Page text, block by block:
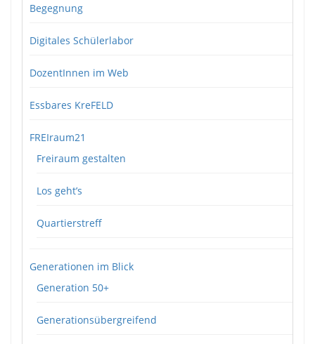
Begegnung
Digitales Schülerlabor
DozentInnen im Web
Essbares KreFELD
FREIraum21
Freiraum gestalten
Los geht’s
Quartierstreff
Generationen im Blick
Generation 50+
Generationsübergreifend